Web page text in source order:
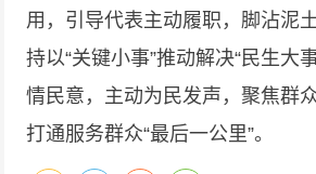
用，引导代表主动履职，脚沾泥
持以“关键小事”推动解决“民生大
情民意，主动为民发声，聚焦群
打通服务群众“最后一公里”。